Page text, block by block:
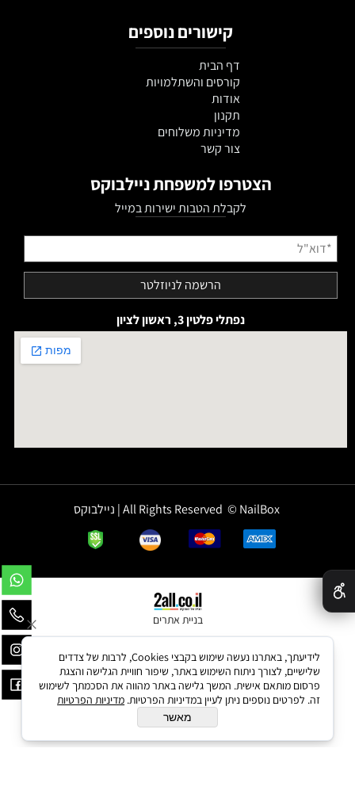
קישורים נוספים
דף הבית
קורסים והשתלמויות
אודות
תקנון
מדיניות משלוחים
צור קשר
הצטרפו למשפחת ניילבוקס
לקבלת הטבות ישירות במייל
נפתלי פלטין 3, ראשון לציון
All Rights Reserved © NailBox | ניילבוקס
בניית אתרים
לידיעתך, באתרנו נעשה שימוש בקבצי Cookies, לרבות של צדדים
שלישיים, לצורך ניתוח השימוש באתר, שיפור חוויית הגלישה והצגת
פרסום מותאם אישית. המשך גלישה באתר מהווה את הסכמתך לשימוש
זה. לפרטים נוספים ניתן לעיין במדיניות הפרטיות. מדיניות הפרטיות
מאשר